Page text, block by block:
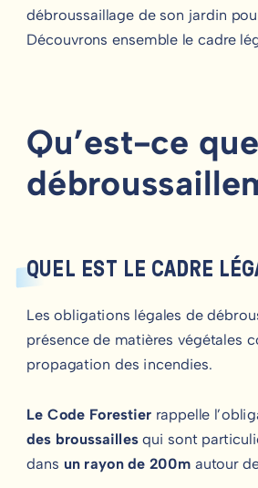
débroussaillage de son jardin
Découvrons ensemble le cadre
Qu’est-ce
QUEL EST LE CADRE
Les obligations légales de
présence de matières végétales
propagation des incendies.
Le Code Forestier rappelle
des broussaillesqui sont
dans un rayon de 200m autour